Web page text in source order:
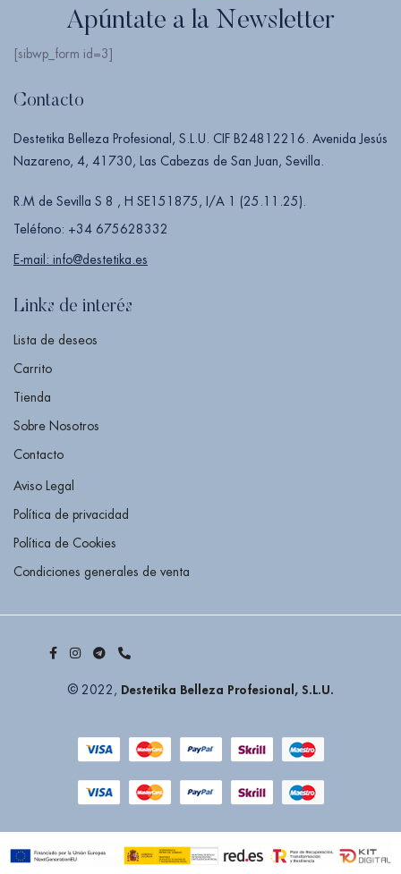
Apúntate a la Newsletter
[sibwp_form id=3]
Contacto
Destetika Belleza Profesional, S.L.U. CIF B24812216. Avenida Jesús
Nazareno, 4, 41730, Las Cabezas de San Juan, Sevilla.
R.M de Sevilla S 8 , H SE151875, I/A 1 (25.11.25).
Teléfono: +34 675628332
E-mail: info@destetika.es
Links de interés
Lista de deseos
Carrito
Tienda
Sobre Nosotros
Contacto
Aviso Legal
Política de privacidad
Política de Cookies
Condiciones generales de venta
© 2022, Destetika Belleza Profesional, S.L.U.